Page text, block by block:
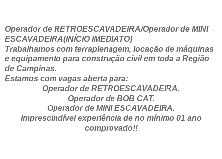
Operador de RETROESCAVADEIRA/Operador de MINI
ESCAVADEIRA(INÍCIO IMEDIATO)
Trabalhamos com terraplenagem, locação de máquinas
e equipamento para construção civil em toda a Região
de Campinas.
Estamos com vagas aberta para:
Operador de RETROESCAVADEIRA.
Operador de BOB CAT.
Operador de MINI ESCAVADEIRA.
Imprescindível experiência de no mínimo 01 ano
comprovado!!